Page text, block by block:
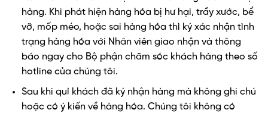
hàng. Khi phát hiện hàng hóa bị hư hại, trầy xước, bể
vỡ, mốp méo, hoặc sai hàng hóa thì ký xác nhận tình
trạng hàng hóa với Nhân viên giao nhận và thông
báo ngay cho Bộ phận chăm sóc khách hàng theo số
hotline của chúng tôi.
Sau khi quí khách đã ký nhận hàng mà không ghi chú
hoặc có ý kiến về hàng hóa. Chúng tôi không có